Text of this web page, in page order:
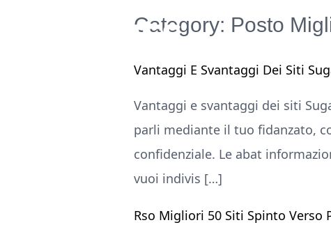
Category: Posto
Vantaggi E Svantaggi Dei Siti
Vantaggi e svantaggi dei siti
parli mediante il tuo fidanzato,
confidenziale. Le abat
vuoi indivis […]
Rso Migliori 50 Siti Spinto Verso